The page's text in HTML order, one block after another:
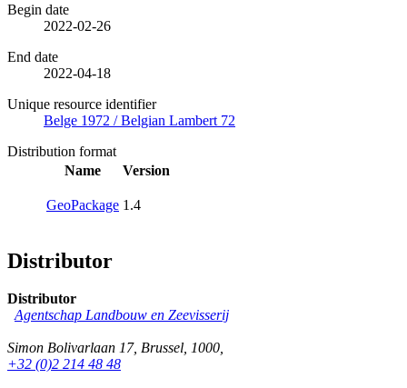
Begin date
2022-02-26
End date
2022-04-18
Unique resource identifier
Belge 1972 / Belgian Lambert 72
Distribution format
Name
Version
GeoPackage 1.4
Distributor
Distributor
Agentschap Landbouw en Zeevisserij
Simon Bolivarlaan 17, Brussel, 1000,
+32 (0)2 214 48 48